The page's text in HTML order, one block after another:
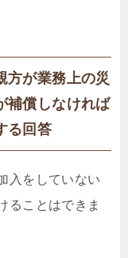
方が業務上の災
補償しなければ
る回答
入をしていない
ることはできま